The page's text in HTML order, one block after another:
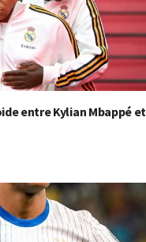
entre Kylian Mbappé et